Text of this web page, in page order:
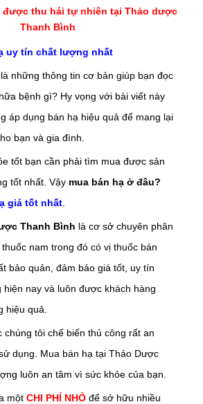
được thu hái tự nhiên tại Thảo dược
Thanh Bình
uy tín chất lượng nhất
những thông tin cơ bản giúp bạn đọc
bệnh gì? Hy vọng với bài viết này
áp dụng bán hạ hiệu quả để mang lại
bạn và gia đình.
tốt bạn cần phải tìm mua được sản
tốt nhất. Vậy mua bán hạ ở đâu?
giá tốt nhất
Thanh Bình là cơ sở chuyên phân
nam trong đó có vị thuốc bán
bảo quản, đảm bảo giá tốt, uy tín
nay và luôn được khách hàng
hiệu quả.
chúng tôi chế biến thủ công rất an
dụng. Mua bán hạ tại Thảo Dược
luôn an tâm vì sức khỏe của bạn.
một CHI PHÍ NHỎ để sở hữu nhiều